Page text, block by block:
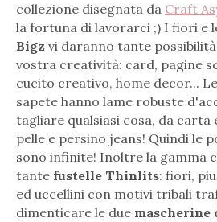
collezione disegnata da Craft
la fortuna di lavorarci ;) I fiori e
Bigz vi daranno tante
vostra creatività: card, pagine
cucito creativo, home decor...
sapete hanno lame robuste
tagliare qualsiasi cosa, da
pelle e persino jeans! Quindi le
sono infinite! Inoltre la gamma
tante fustelle Thinlits: fiori,
ed uccellini con motivi tribali
dimenticare le due mascherine